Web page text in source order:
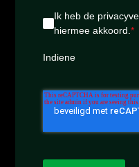
Ik heb de
hiermee akkoord. *
Indiene